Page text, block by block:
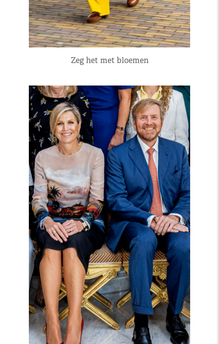
Zeg het met bloemen